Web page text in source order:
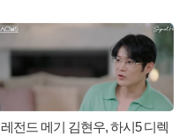
레전드 메기 김현우, 하시5 디렉